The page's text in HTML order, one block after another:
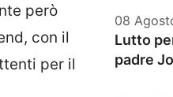
però
con il
per il
08
Lutto
padre